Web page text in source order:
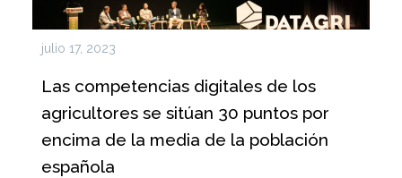
julio 17, 2023
Las competencias digitales de los
agricultores se sitúan 30 puntos por
encima de la media de la población
española